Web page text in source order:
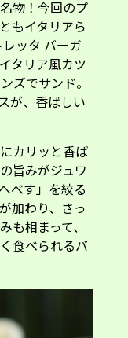
も相まって、
食べられるバ